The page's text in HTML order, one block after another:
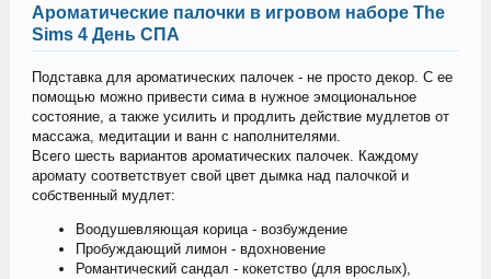
Ароматические палочки в игровом наборе The
Sims 4 День СПА
Подставка для ароматических палочек - не просто декор. С ее
помощью можно привести сима в нужное эмоциональное
состояние, а также усилить и продлить действие мудлетов от
массажа, медитации и ванн с наполнителями.
Всего шесть вариантов ароматических палочек. Каждому
аромату соответствует свой цвет дымка над палочкой и
собственный мудлет:
Воодушевляющая корица - возбуждение
Пробуждающий лимон - вдохновение
Романтический сандал - кокетство (для врослых),